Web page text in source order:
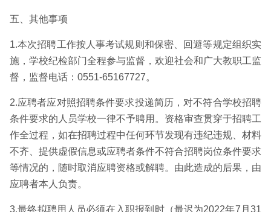
五、其他事项
1.本次招聘工作按人事考试规则和保密、回避等规定组织实
施，学校纪检部门全程参与监督，欢迎社会和广大教职工监
督，监督电话：0551-65167727。
2.应聘者应对照招聘条件要求投递简历，对不符合学校招聘
条件要求的人员学校一律不予聘用。资格审查贯穿于招聘工
作全过程，如在招聘过程中任何环节发现有违纪违规、材料
不齐、提供虚假信息或应聘者条件不符合招聘岗位条件要求
等情况的，随时取消应聘资格或解聘。由此造成的后果，由
应聘者本人负责。
3.最终拟聘用人员必须在入职报到时（最迟为2022年7月31